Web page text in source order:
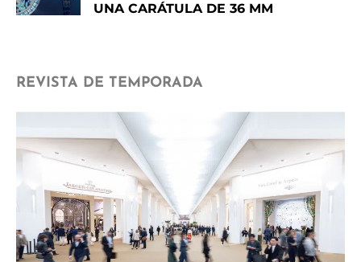
UNA CARÁTULA DE 36 MM
REVISTA DE TEMPORADA